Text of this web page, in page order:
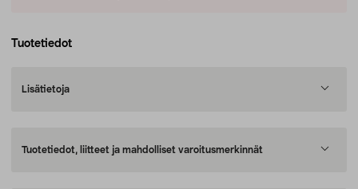
Tuotetiedot
Lisätietoja
Tuotetiedot, liitteet ja mahdolliset varoitusmerkinnät